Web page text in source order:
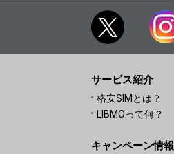
サービス紹介
格安SIMとは？
LIBMOって何？
キャンペーン情報